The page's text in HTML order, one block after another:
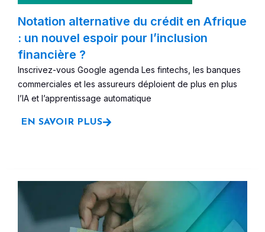
Notation alternative du crédit en Afrique
: un nouvel espoir pour l’inclusion
financière ?
Inscrivez-vous Google agenda Les fintechs, les banques
commerciales et les assureurs déploient de plus en plus
l’IA et l’apprentissage automatique
EN SAVOIR PLUS